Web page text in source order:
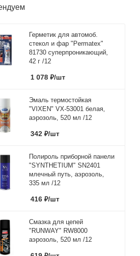
Герметик для автомоб.
стекол и фар "Permatex"
81730 суперпроникающий,
42 г /12
1 078 ₽/шт
Эмаль термостойкая
"VIXEN" VX-53001 белая,
аэрозоль, 520 мл /12
342 ₽/шт
Полироль приборной панели
"SYNTHETIUM" SN2401
млечный путь, аэрозоль,
335 мл /12
416 ₽/шт
Смазка для цепей
"RUNWAY" RW8000
аэрозоль, 520 мл /12